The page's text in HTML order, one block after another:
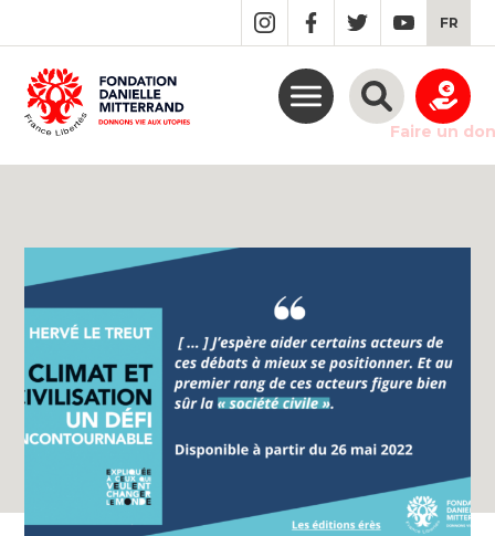
MAIN
CONTENT
FR
Faire un don